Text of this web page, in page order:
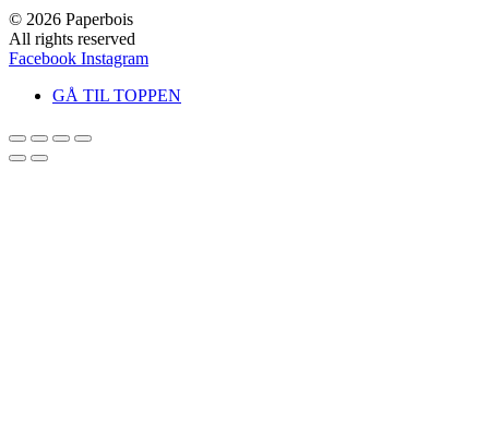
© 2026 Paperbois
All rights reserved
Facebook Instagram
GÅ TIL TOPPEN